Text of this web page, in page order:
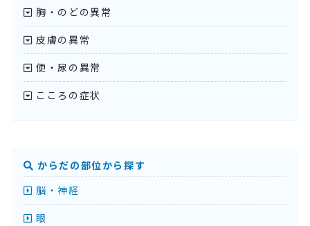
胸・のどの異常
皮膚の異常
便・尿の異常
こころの症状
からだの部位から探す
脳・神経
眼